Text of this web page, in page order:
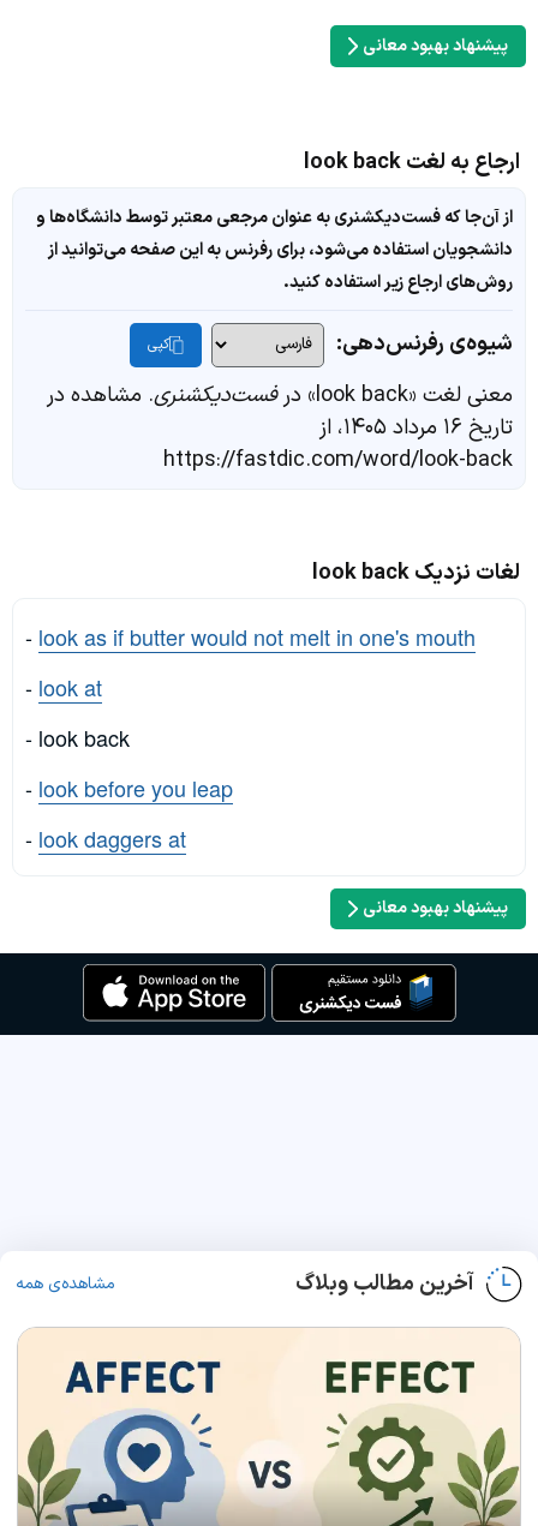
پیشنهاد بهبود معانی
ارجاع به لغت look back
از آن‌جا که فست‌دیکشنری به عنوان مرجعی معتبر توسط دانشگاه‌ها و
دانشجویان استفاده می‌شود، برای رفرنس به این صفحه می‌توانید از
روش‌های ارجاع زیر استفاده کنید.
شیوه‌ی رفرنس‌دهی: کپی
معنی لغت «look back» در فست‌دیکشنری. مشاهده در
تاریخ ۱۶ مرداد ۱۴۰۵، از
https://fastdic.com/word/look-back
لغات نزدیک look back
- look as if butter would not melt in one's mouth
- look at
- look back
- look before you leap
- look daggers at
پیشنهاد بهبود معانی
آخرین مطالب وبلاگ مشاهده‌ی همه